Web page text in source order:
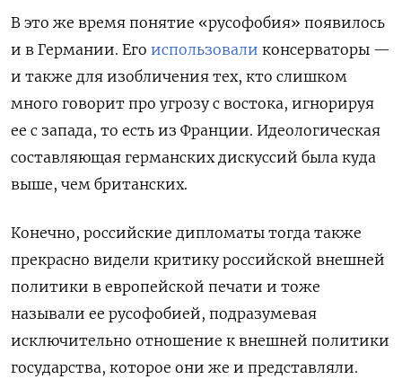
В это же время понятие «русофобия» появилось
и в Германии. Его использовали консерваторы —
и также для изобличения тех, кто слишком
много говорит про угрозу с востока, игнорируя
ее с запада, то есть из Франции. Идеологическая
составляющая германских дискуссий была куда
выше, чем британских.
Конечно, российские дипломаты тогда также
прекрасно видели критику российской внешней
политики в европейской печати и тоже
называли ее русофобией, подразумевая
исключительно отношение к внешней политики
государства, которое они же и представляли.